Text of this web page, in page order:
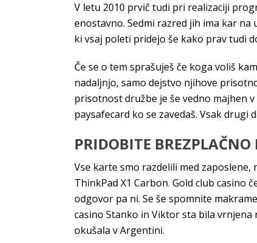
V letu 2010 prvič tudi pri realizaciji
enostavno. Sedmi razred jih ima kar
ki vsaj poleti pridejo še kako prav tudi
Če se o tem sprašuješ če koga voliš
nadaljnjo, samo dejstvo njihove
prisotnost družbe je še vedno majhen
paysafecard ko se zavedaš. Vsak
PRIDOBITE BREZPLAČNO
Vse karte smo razdelili med
ThinkPad X1 Carbon. Gold club casino
odgovor pa ni. Se še spomnite
casino Stanko in Viktor sta bila vrnjena
okušala v Argentini.